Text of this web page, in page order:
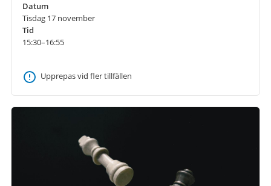
Datum
Tisdag 17 november
Tid
15:30–16:55
Upprepas vid fler tillfällen